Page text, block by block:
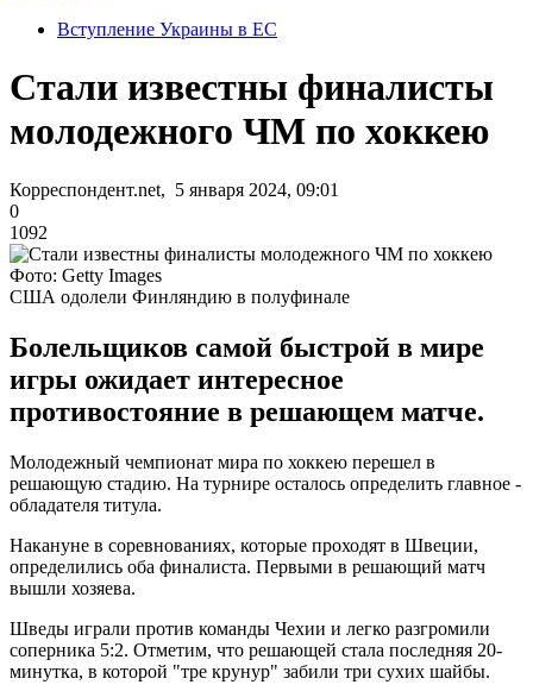
Вступление Украины в ЕС
Стали известны финалисты
молодежного ЧМ по хоккею
Корреспондент.net, 5 января 2024, 09:01
0
1092
Фото: Getty Images
США одолели Финляндию в полуфинале
Болельщиков самой быстрой в мире
игры ожидает интересное
противостояние в решающем матче.
Молодежный чемпионат мира по хоккею перешел в
решающую стадию. На турнире осталось определить главное -
обладателя титула.
Накануне в соревнованиях, которые проходят в Швеции,
определились оба финалиста. Первыми в решающий матч
вышли хозяева.
Шведы играли против команды Чехии и легко разгромили
соперника 5:2. Отметим, что решающей стала последняя 20-
минутка, в которой "тре крунур" забили три сухих шайбы.